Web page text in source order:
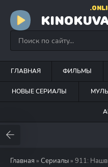
ГЛАВНАЯ ФИЛЬМЫ
НОВЫЕ СЕРИАЛЫ
Главная » Сериалы » 911: